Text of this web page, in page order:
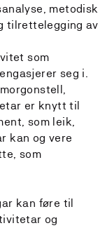
metodisk
tilrettelegging av
som
seg i.
er knytt til
som leik,
kan og vere
som
kan føre til
og